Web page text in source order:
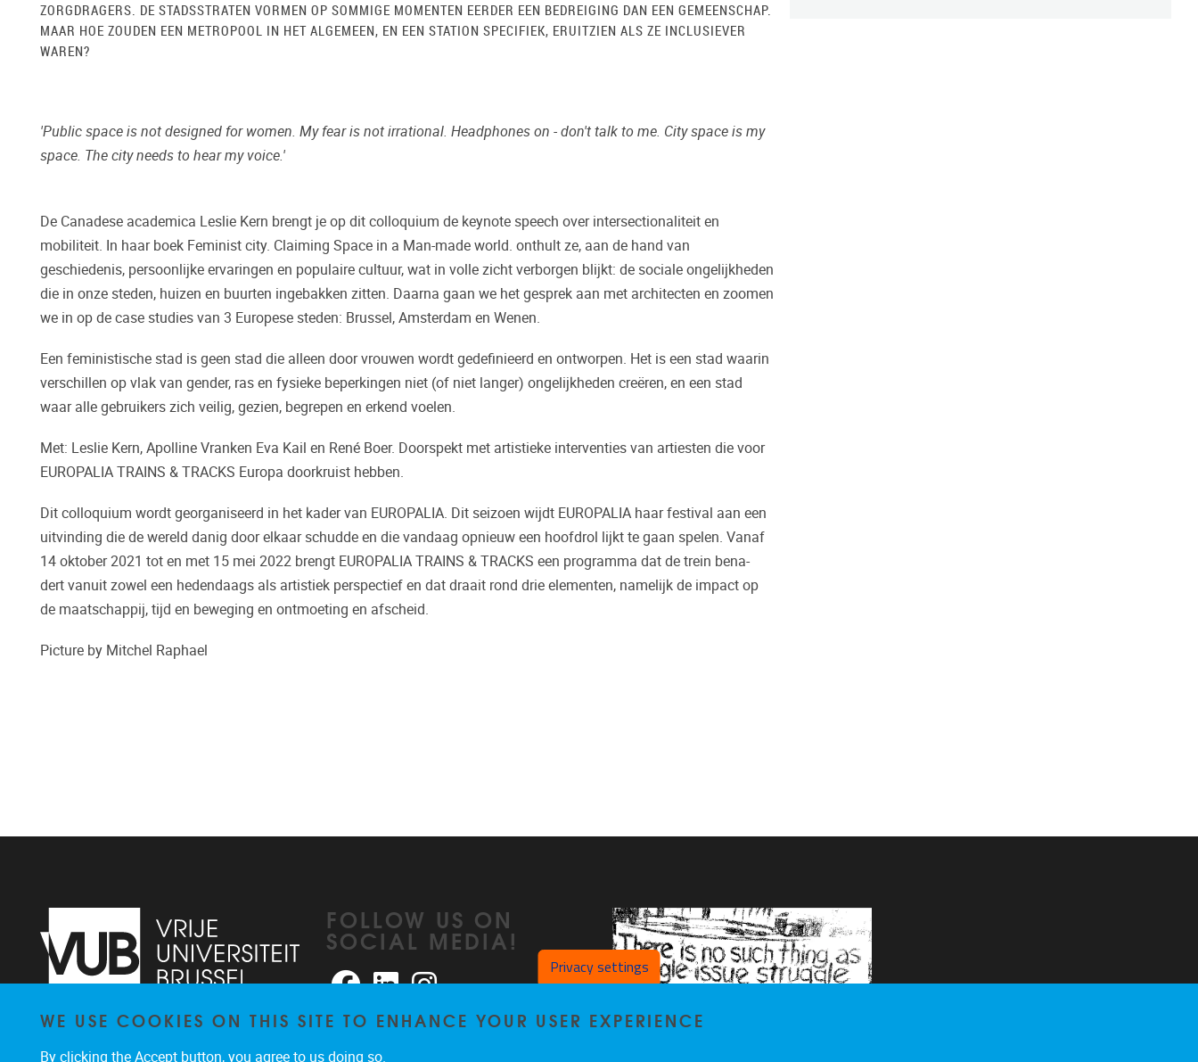
ZORGDRAGERS. DE STADSSTRATEN VORMEN OP SOMMIGE MOMENTEN EERDER EEN BEDREIGING DAN EEN GEMEENSCHAP.
MAAR HOE ZOUDEN EEN METROPOOL IN HET ALGEMEEN, EN EEN STATION SPECIFIEK, ERUITZIEN ALS ZE INCLUSIEVER
WAREN?
'Public space is not designed for women. My fear is not irrational. Headphones on - don't talk to me. City space is my
space. The city needs to hear my voice.'
De Canadese academica Leslie Kern brengt je op dit colloquium de keynote speech over intersectionaliteit en
mobiliteit. In haar boek Feminist city. Claiming Space in a Man-made world. onthult ze, aan de hand van
geschiedenis, persoonlijke ervaringen en populaire cultuur, wat in volle zicht verborgen blijkt: de sociale ongelijkheden
die in onze steden, huizen en buurten ingebakken zitten. Daarna gaan we het gesprek aan met architecten en zoomen
we in op de case studies van 3 Europese steden: Brussel, Amsterdam en Wenen.
Een feministische stad is geen stad die alleen door vrouwen wordt gedefinieerd en ontworpen. Het is een stad waarin
verschillen op vlak van gender, ras en fysieke beperkingen niet (of niet langer) ongelijkheden creëren, en een stad
waar alle gebruikers zich veilig, gezien, begrepen en erkend voelen.
Met: Leslie Kern, Apolline Vranken Eva Kail en René Boer. Doorspekt met artistieke interventies van artiesten die voor
EUROPALIA TRAINS & TRACKS Europa doorkruist hebben.
Dit colloquium wordt georganiseerd in het kader van EUROPALIA. Dit seizoen wijdt EUROPALIA haar festival aan een
uitvinding die de wereld danig door elkaar schudde en die vandaag opnieuw een hoofdrol lijkt te gaan spelen. Vanaf
14 oktober 2021 tot en met 15 mei 2022 brengt EUROPALIA TRAINS & TRACKS een programma dat de trein bena-
dert vanuit zowel een hedendaags als artistiek perspectief en dat draait rond drie elementen, namelijk de impact op
de maatschappij, tijd en beweging en ontmoeting en afscheid.
Picture by Mitchel Raphael
Pleinlaan 2 1050
Brussel
026291876
FOLLOW US ON
SOCIAL MEDIA!
FacebookLinkedInInstagram Privacy settings
WE USE COOKIES ON THIS SITE TO ENHANCE YOUR USER EXPERIENCE
By clicking the Accept button, you agree to us doing so.